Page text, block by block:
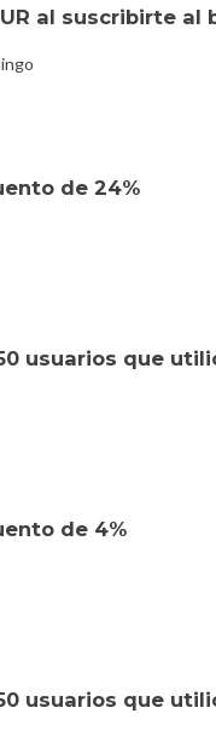
al suscribirte
de 24%
usuarios que
de 4%
usuarios que